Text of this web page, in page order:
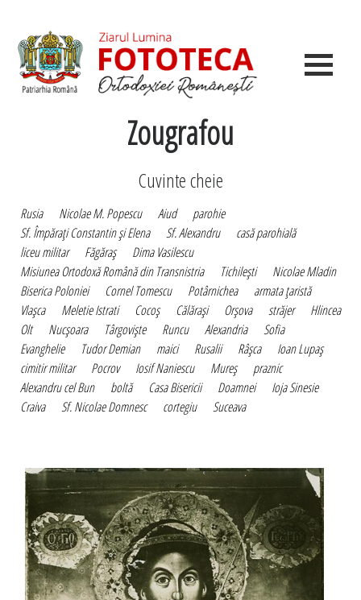
Zougrafou
Cuvinte cheie
Rusia Nicolae M. Popescu Aiud
parohie
Sf. Împăraţi Constantin şi Elena
Sf. Alexandru
casă parohială
liceu militar
Făgăraş
Dima Vasilescu
Misiunea Ortodoxă Română din Transnistria
Tichileşti
Nicolae Mladin
Biserica Poloniei
Cornel Tomescu Potârnichea
armata ţaristă
Vlaşca
Meletie Istrati Cocoş Călăraşi Orşova străjer
Hlincea
Olt
Nucşoara Târgovişte Runcu Alexandria
Sofia
Evanghelie
Tudor Demian maici Rusalii Râşca
Ioan Lupaş
cimitir militar
Pocrov Iosif Naniescu Mureş
praznic
Alexandru cel Bun
boltă Casa Bisericii Doamnei
Ioja Sinesie
Craiva
Sf. Nicolae Domnesc cortegiu Suceava